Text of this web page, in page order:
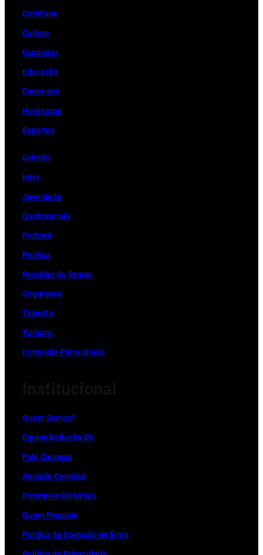
Cotidiano
Cultura
Economia
Educação
Empregos
Horóscopo
Esportes
Grêmio
Inter
Juventude
Gastronomia
Podcast
Política
Previsão do Tempo
Segurança
Trânsito
Turismo
Conteúdo Patrocinado
Quem Somos?
Equipe Redação RS
Fale Conosco
Anuncie Conosco
Princípios Editoriais
Quem Financia
Política de Correção de Erros